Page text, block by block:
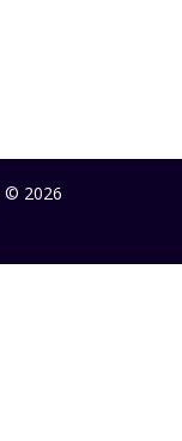
© 2026